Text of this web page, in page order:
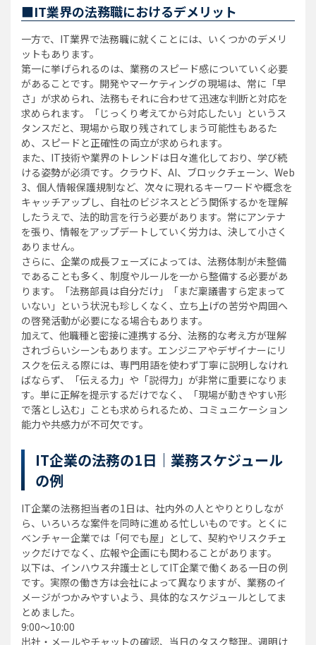
■IT業界の法務職におけるデメリット
一方で、IT業界で法務職に就くことには、いくつかのデメリ
ットもあります。
第一に挙げられるのは、業務のスピード感についていく必要
があることです。開発やマーケティングの現場は、常に「早
さ」が求められ、法務もそれに合わせて迅速な判断と対応を
求められます。「じっくり考えてから対応したい」というス
タンスだと、現場から取り残されてしまう可能性もあるた
め、スピードと正確性の両立が求められます。
また、IT技術や業界のトレンドは日々進化しており、学び続
ける姿勢が必須です。クラウド、AI、ブロックチェーン、Web
3、個人情報保護規制など、次々に現れるキーワードや概念を
キャッチアップし、自社のビジネスとどう関係するかを理解
したうえで、法的助言を行う必要があります。常にアンテナ
を張り、情報をアップデートしていく労力は、決して小さく
ありません。
さらに、企業の成長フェーズによっては、法務体制が未整備
であることも多く、制度やルールを一から整備する必要があ
ります。「法務部員は自分だけ」「まだ稟議書すら定まって
いない」という状況も珍しくなく、立ち上げの苦労や周囲へ
の啓発活動が必要になる場合もあります。
加えて、他職種と密接に連携する分、法務的な考え方が理解
されづらいシーンもあります。エンジニアやデザイナーにリ
スクを伝える際には、専門用語を使わず丁寧に説明しなけれ
ばならず、「伝える力」や「説得力」が非常に重要になりま
す。単に正解を提示するだけでなく、「現場が動きやすい形
で落とし込む」ことも求められるため、コミュニケーション
能力や共感力が不可欠です。
IT企業の法務の1日｜業務スケジュール
の例
IT企業の法務担当者の1日は、社内外の人とやりとりしなが
ら、いろいろな案件を同時に進める忙しいものです。とくに
ベンチャー企業では「何でも屋」として、契約やリスクチェ
ックだけでなく、広報や企画にも関わることがあります。
以下は、インハウス弁護士としてIT企業で働くある一日の例
です。実際の働き方は会社によって異なりますが、業務のイ
メージがつかみやすいよう、具体的なスケジュールとしてま
とめました。
9:00〜10:00
出社・メールやチャットの確認、当日のタスク整理。週明け